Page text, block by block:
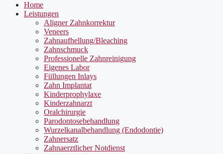
Home
Leistungen
Aligner Zahnkorrektur
Veneers
Zahnaufhellung/Bleaching
Zahnschmuck
Professionelle Zahnreinigung
Eigenes Labor
Füllungen Inlays
Zahn Implantat
Kinderprophylaxe
Kinderzahnarzt
Oralchirurgie
Parodontosebehandlung
Wurzelkanalbehandlung (Endodontie)
Zahnersatz
Zahnaerztlicher Notdienst